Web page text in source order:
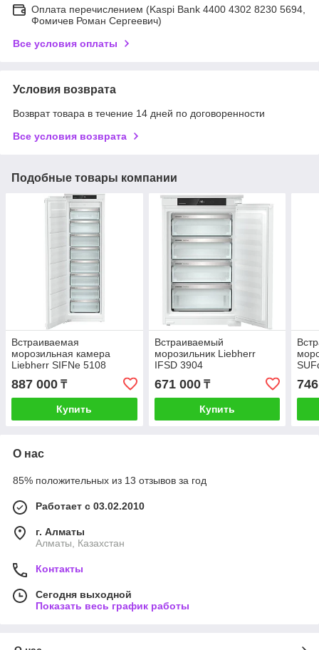
Оплата перечислением (Kaspi Bank 4400 4302 8230 5694,
Фомичев Роман Сергеевич)
Все условия оплаты
Условия возврата
Возврат товара в течение 14 дней по договоренности
Все условия возврата
Подобные товары компании
Встраиваемая
морозильная камера
Liebherr SIFNe 5108
887 000 ₸
Купить
Встраиваемый
морозильник Liebherr
IFSD 3904
671 000₸
Купить
О нас
85% положительных из 13 отзывов за год
Работает с 03.02.2010
г. Алматы
Алматы, Казахстан
Контакты
Сегодня выходной
Показать весь график работы